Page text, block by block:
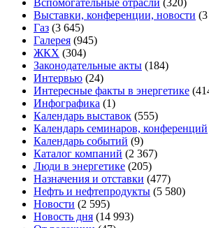
Вспомогательные отрасли (320)
Выставки, конференции, новости
Газ (3 645)
Галерея (945)
ЖКХ (304)
Законодательные акты (184)
Интервью (24)
Интересные факты в энергетике
Инфографика (1)
Календарь выставок (555)
Календарь семинаров, конференций
Календарь событий (9)
Каталог компаний (2 367)
Люди в энергетике (205)
Назначения и отставки (477)
Нефть и нефтепродукты (5 580)
Новости (2 595)
Новость дня (14 993)